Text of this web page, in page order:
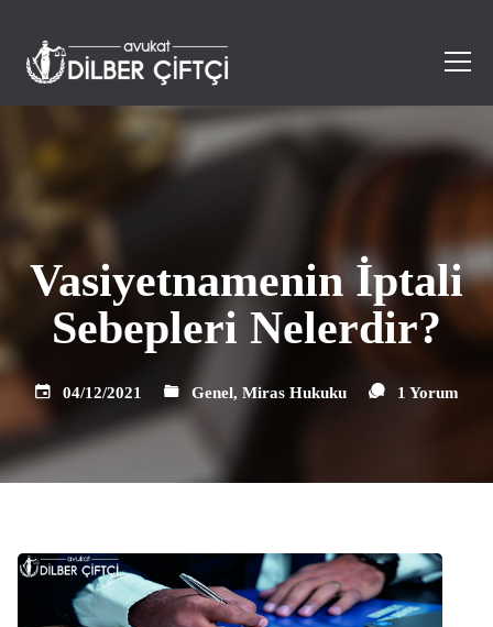
Vasiyetnamenin İptali
Sebepleri Nelerdir?
04/12/2021 Genel, Miras Hukuku 1 Yorum